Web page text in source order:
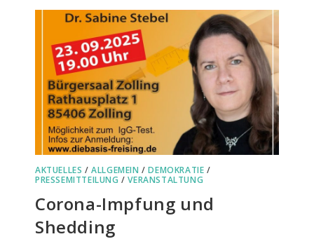
PROPAGANDA?
AKTUELLES /ALLGEMEIN /DEMOKRATIE /
PRESSEMITTEILUNG /VERANSTALTUNG
Corona-Impfung und
Shedding